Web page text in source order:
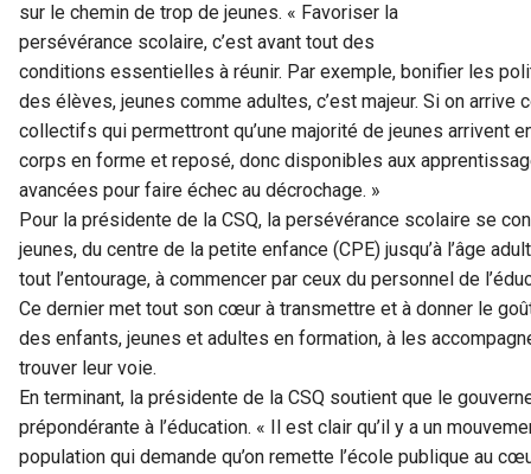
sur le chemin de trop de jeunes. « Favoriser la
persévérance scolaire, c’est avant tout des
conditions essentielles à réunir. Par exemple, bonifier les
des élèves, jeunes comme adultes, c’est majeur. Si on
collectifs qui permettront qu’une majorité de jeunes arrivent
corps en forme et reposé, donc disponibles aux
avancées pour faire échec au décrochage. »
Pour la présidente de la CSQ, la persévérance scolaire se
jeunes, du centre de la petite enfance (CPE) jusqu’à l’âge
tout l’entourage, à commencer par ceux du personnel de
Ce dernier met tout son cœur à transmettre et à donner le
des enfants, jeunes et adultes en formation, à les
trouver leur voie.
En terminant, la présidente de la CSQ soutient que le
prépondérante à l’éducation. « Il est clair qu’il y a un
population qui demande qu’on remette l’école publique au